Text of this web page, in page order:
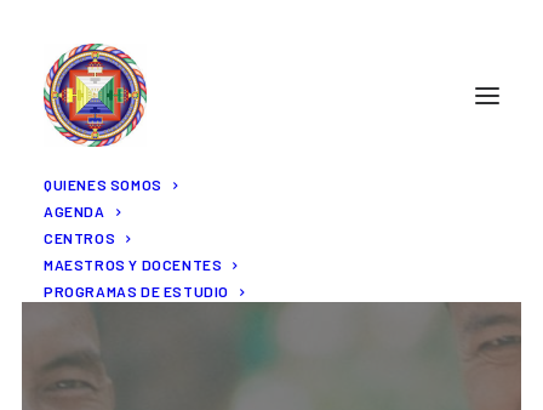
QUIENES SOMOS
AGENDA
CENTROS
MAESTROS Y DOCENTES
PROGRAMAS DE ESTUDIO